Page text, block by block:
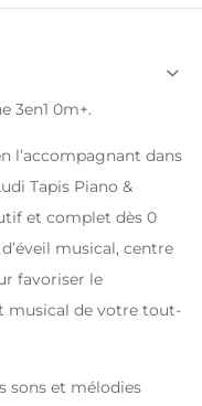
3en1 0m+.
l’accompagnant dans
Tapis Piano &
et complet dès 0
musical, centre
favoriser le
musical de votre tout-
sons et mélodies